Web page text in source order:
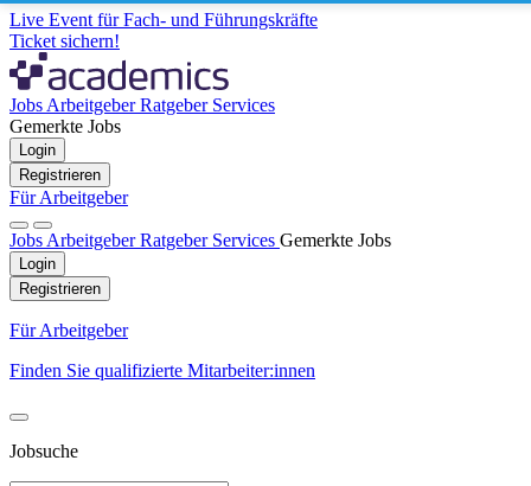
Live Event für Fach- und Führungskräfte
Ticket sichern!
Jobs ArbeitgeberRatgeber Services
Gemerkte Jobs
Login
Registrieren
Für Arbeitgeber
Jobs ArbeitgeberRatgeber Services Gemerkte Jobs
Login
Registrieren
Für Arbeitgeber
Finden Sie qualifizierte Mitarbeiter:innen
Jobsuche